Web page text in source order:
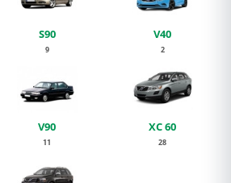
S90
9
V40
2
V90
11
XC 60
28